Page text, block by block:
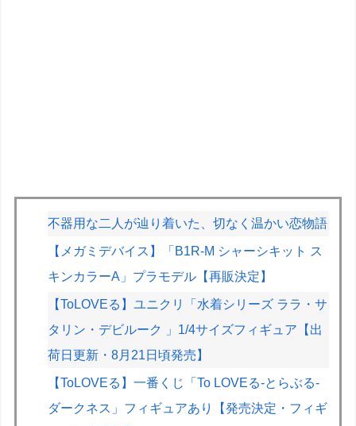
不器用な二人が辿り着いた、切なく温かい恋物語
【メガミデバイス】「B1R-M シャーシキット ス
キンカラーA」プラモデル【再販決定】
【ToLOVEる】ユニクリ「水着シリーズ ララ・サ
タリン・デビルーク 」1/4サイズフィギュア【出
荷日更新・8月21日頃発売】
【ToLOVEる】一番くじ「To LOVEる-とらぶる-
ダークネス」フィギュアあり【発売決定・フィギ